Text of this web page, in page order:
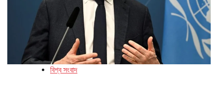
বিশ্ব সংবাদ